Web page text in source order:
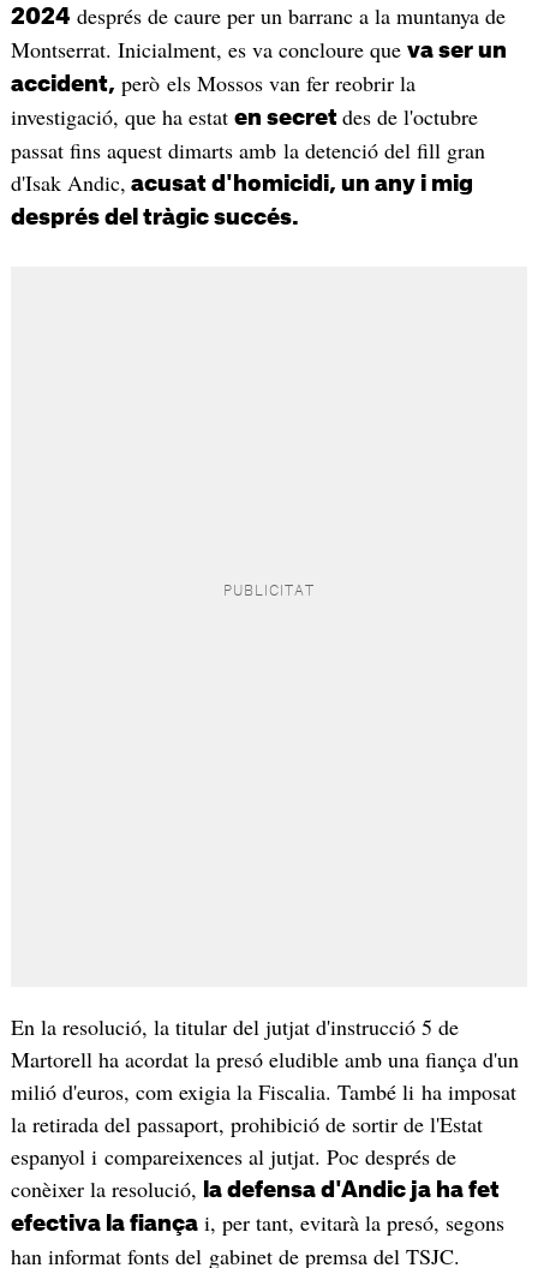
2024després de caure per un barranc a la muntanya de
Montserrat. Inicialment, es va concloure que va ser un
accident, però els Mossos van fer reobrir la
investigació, que ha estat en secret des de l'octubre
passat fins aquest dimarts amb la detenció del fill gran
d'Isak Andic, acusat d'homicidi, un any i mig
després del tràgic succés.
En la resolució, la titular del jutjat d'instrucció 5 de
Martorell ha acordat la presó eludible amb una fiança d'un
milió d'euros, com exigia la Fiscalia. També li ha imposat
la retirada del passaport, prohibició de sortir de l'Estat
espanyol i compareixences al jutjat. Poc després de
conèixer la resolució,
la defensa d'Andic ja ha fet
efectiva la fiançai, per tant, evitarà la presó, segons
han informat fonts del gabinet de premsa del TSJC.